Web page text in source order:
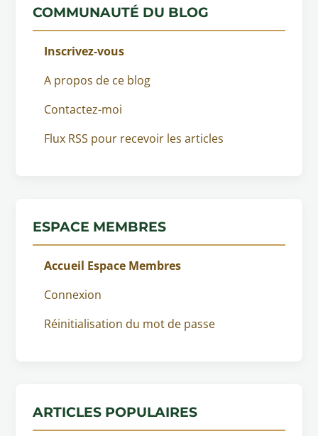
COMMUNAUTÉ DU BLOG
Inscrivez-vous
A propos de ce blog
Contactez-moi
Flux RSS pour recevoir les articles
ESPACE MEMBRES
Accueil Espace Membres
Connexion
Réinitialisation du mot de passe
ARTICLES POPULAIRES